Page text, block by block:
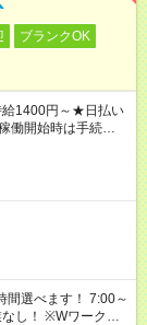
ブランクOK
1400円～★日払い
開始時は手続き完
ークの